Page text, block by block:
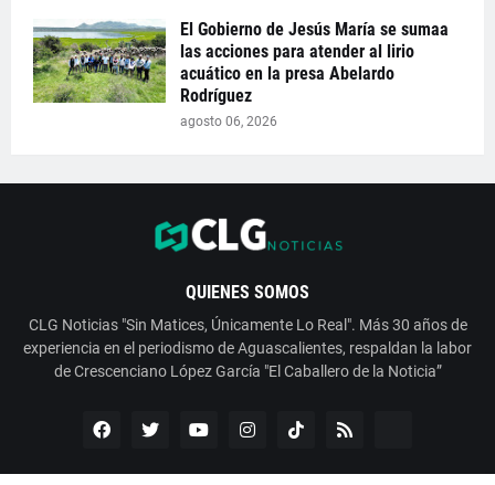
El Gobierno de Jesús María se sumaa
las acciones para atender al lirio
acuático en la presa Abelardo
Rodríguez
agosto 06, 2026
QUIENES SOMOS
CLG Noticias "Sin Matices, Únicamente Lo Real". Más 30 años de
experiencia en el periodismo de Aguascalientes, respaldan la labor
de Crescenciano López García "El Caballero de la Noticia”